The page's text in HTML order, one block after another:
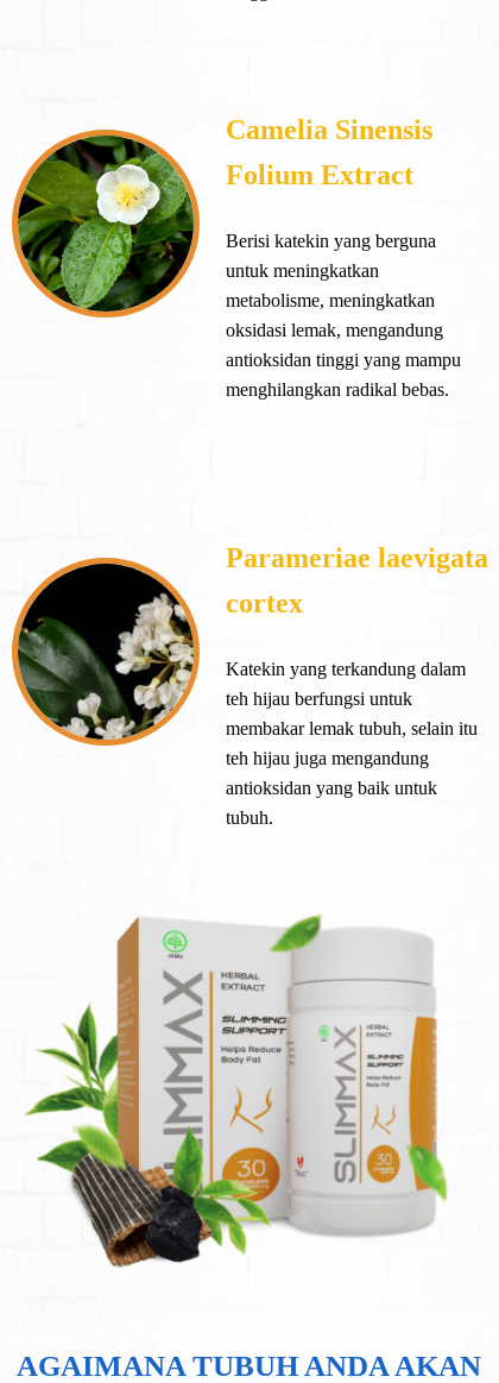
Camelia Sinensis
Folium Extract
Berisi katekin yang berguna
untuk meningkatkan
metabolisme, meningkatkan
oksidasi lemak, mengandung
antioksidan tinggi yang mampu
menghilangkan radikal bebas.
Parameriae laevigata
cortex
Katekin yang terkandung dalam
teh hijau berfungsi untuk
membakar lemak tubuh, selain itu
teh hijau juga mengandung
antioksidan yang baik untuk
tubuh.
AGAIMANA TUBUH ANDA AKAN